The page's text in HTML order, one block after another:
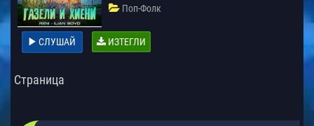
Поп-Фолк
СЛУШАЙ ИЗТЕГЛИ
Страница